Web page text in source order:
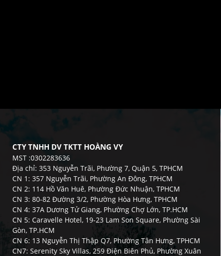
CTY TNHH DV TKTT HOÀNG VY
MST :0302283636
Địa chỉ: 353 Nguyễn Trãi, Phường 7, Quận 5, TPHCM
CN 1: 357 Nguyễn Trãi, Phường An Đông, TPHCM
CN 2: 114 Hồ Văn Huê, Phường Đức Nhuận, TPHCM
CN 3: 80-82 Đường 3/2, Phường Hòa Hưng, TPHCM
CN 4: 37A Dương Tử Giang, Phường Chợ Lớn, TP.HCM
CN 5: Caravelle Hotel, 19-23 Lam Son Square, Phường Sài
Gòn, TP.HCM
CN 6: 13 Nguyễn Thị Thập Q7, Phường Tân Hưng, TPHCM
CN7: Serenity Sky Villas, 259 Điện Biên Phủ, Phường Xuân